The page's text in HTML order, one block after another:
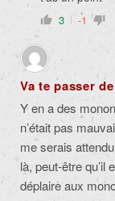
3 -1
Va te passer
Y en a des
n’était pas
me serais
là, peut-être qu’il
déplaire aux